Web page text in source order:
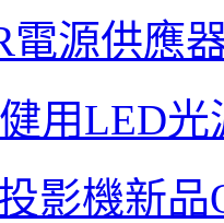
電源供應
用LED光
影機新品